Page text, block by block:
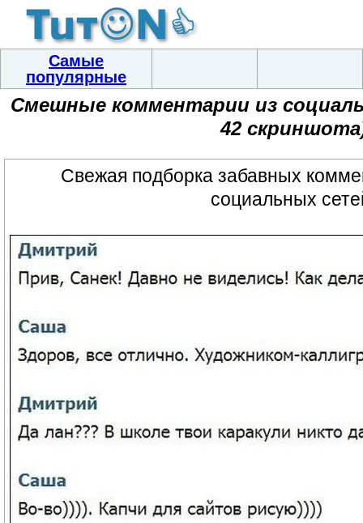
Самые
популярные
Смешные комментарии из
42
Свежая подборка забавных
социальных